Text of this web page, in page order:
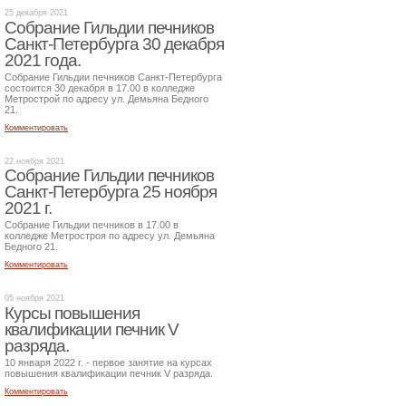
25 декабря 2021
Собрание Гильдии печников
Санкт-Петербурга 30 декабря
2021 года.
Собрание Гильдии печников Санкт-Петербурга
состоится 30 декабря в 17.00 в колледже
Метрострой по адресу ул. Демьяна Бедного
21.
Комментировать
22 ноября 2021
Собрание Гильдии печников
Санкт-Петербурга 25 ноября
2021 г.
Собрание Гильдии печников в 17.00 в
колледже Метростроя по адресу ул. Демьяна
Бедного 21.
Комментировать
05 ноября 2021
Курсы повышения
квалификации печник V
разряда.
10 января 2022 г. - первое занятие на курсах
повышения квалификации печник V разряда.
Комментировать